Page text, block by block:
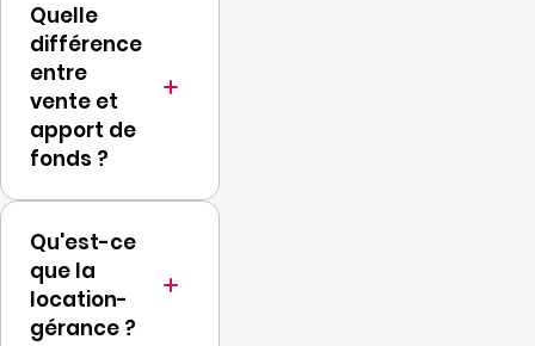
d'biens mobiliers
(clientèle, nom
commercial,
enseigne,
matériel,
l'exploitation
d'une activité
commerciale.
Quelle
différence
entre
vente et
apport de
fonds ?
transfère la
propriété
contre
Qu'est-ce
que la
location-
gérance ?